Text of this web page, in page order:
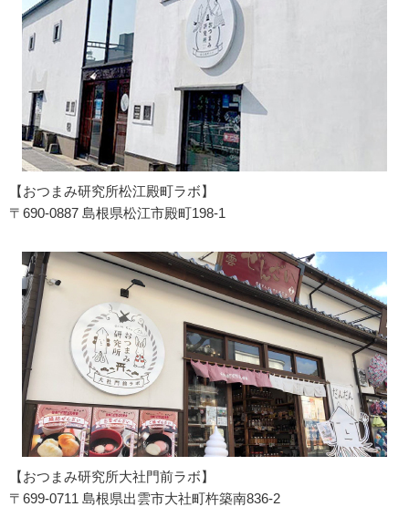
【おつまみ研究所松江殿町ラボ】
〒690-0887 島根県松江市殿町198-1
【おつまみ研究所大社門前ラボ】
〒699-0711 島根県出雲市大社町杵築南836-2